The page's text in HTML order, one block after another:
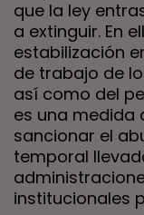
que la ley
a extinguir. En
estabilización
de trabajo de
así como del
es una medida
sancionar el
temporal
institucionales